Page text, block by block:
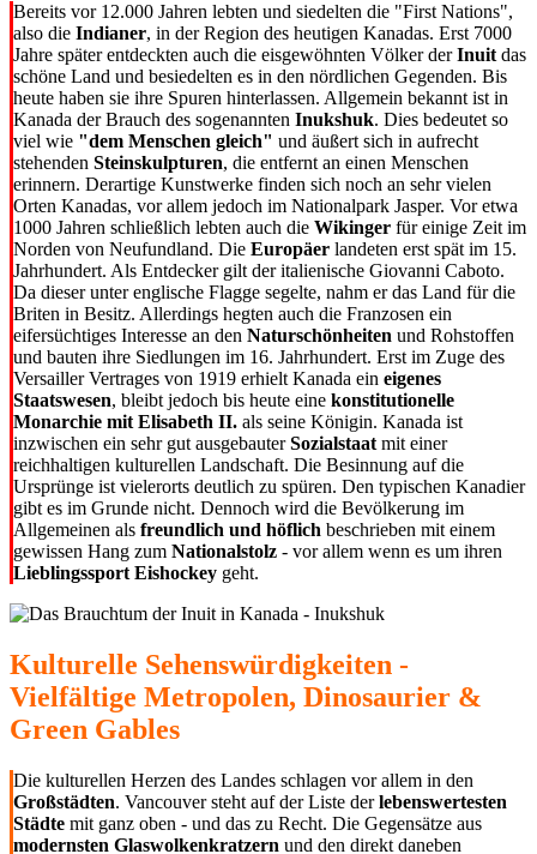
Bereits vor 12.000 Jahren lebten und siedelten die "First Nations",
also die Indianer, in der Region des heutigen Kanadas. Erst 7000
Jahre später entdeckten auch die eisgewöhnten Völker derInuit das
schöne Land und besiedelten es in den nördlichen Gegenden. Bis
heute haben sie ihre Spuren hinterlassen. Allgemein bekannt ist in
Kanada der Brauch des sogenannten Inukshuk. Dies bedeutet so
viel wie "dem Menschen gleich" und äußert sich in aufrecht
stehenden Steinskulpturen, die entfernt an einen Menschen
erinnern. Derartige Kunstwerke finden sich noch an sehr vielen
Orten Kanadas, vor allem jedoch im Nationalpark Jasper. Vor etwa
1000 Jahren schließlich lebten auch die Wikinger für einige Zeit im
Norden von Neufundland. Die Europäer landeten erst spät im 15.
Jahrhundert. Als Entdecker gilt der italienische Giovanni Caboto.
Da dieser unter englische Flagge segelte, nahm er das Land für die
Briten in Besitz. Allerdings hegten auch die Franzosen ein
eifersüchtiges Interesse an den Naturschönheiten und Rohstoffen
und bauten ihre Siedlungen im 16. Jahrhundert. Erst im Zuge des
Versailler Vertrages von 1919 erhielt Kanada ein eigenes
Staatswesen, bleibt jedoch bis heute eine konstitutionelle
Monarchie mit Elisabeth II. als seine Königin. Kanada ist
inzwischen ein sehr gut ausgebauterSozialstaat mit einer
reichhaltigen kulturellen Landschaft. Die Besinnung auf die
Ursprünge ist vielerorts deutlich zu spüren. Den typischen Kanadier
gibt es im Grunde nicht. Dennoch wird die Bevölkerung im
Allgemeinen als freundlich und höflich beschrieben mit einem
gewissen Hang zum Nationalstolz - vor allem wenn es um ihren
Lieblingssport Eishockey geht.
Kulturelle Sehenswürdigkeiten -
Vielfältige Metropolen, Dinosaurier &
Green Gables
Die kulturellen Herzen des Landes schlagen vor allem in den
Großstädten. Vancouver steht auf der Liste derlebenswertesten
Städte mit ganz oben - und das zu Recht. Die Gegensätze aus
modernsten Glaswolkenkratzern und den direkt daneben